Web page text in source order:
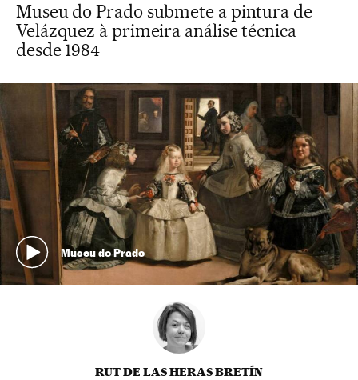
Museu do Prado submete a pintura de
Velázquez à primeira análise técnica
desde 1984
Museu do Prado
RUT DE LAS HERAS BRETÍN